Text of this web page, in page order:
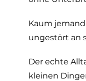
Kaum
ungestört an
Der echte
kleinen